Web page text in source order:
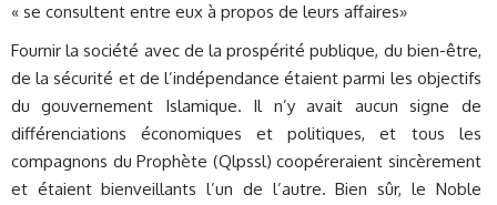
« se consultent entre eux à propos de leurs affaires»
Fournir la société avec de la prospérité publique, du bien-être,
de la sécurité et de l’indépendance étaient parmi les objectifs
du gouvernement Islamique. Il n’y avait aucun signe de
différenciations économiques et politiques, et tous les
compagnons du Prophète (Qlpssl) coopéreraient sincèrement
et étaient bienveillants l’un de l’autre. Bien sûr, le Noble